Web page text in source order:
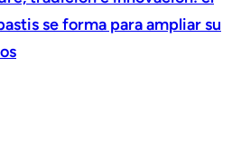
se forma para ampliar su